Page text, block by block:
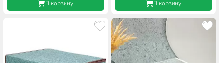
В корзину В корзину